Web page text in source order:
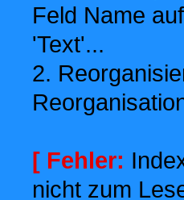
Feld Name
'Text'...
2.
[ Fehler:
nicht zum